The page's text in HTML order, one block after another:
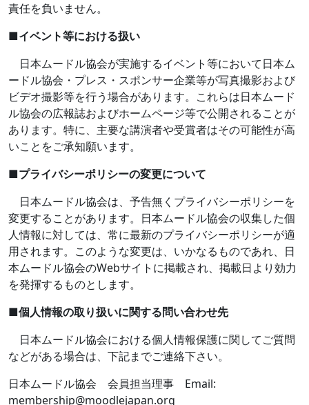
責任を負いません。
■イベント等における扱い
日本ムードル協会が実施するイベント等において日本ム
ードル協会・プレス・スポンサー企業等が写真撮影および
ビデオ撮影等を行う場合があります。これらは日本ムード
ル協会の広報誌およびホームページ等で公開されることが
あります。特に、主要な講演者や受賞者はその可能性が高
いことをご承知願います。
■プライバシーポリシーの変更について
日本ムードル協会は、予告無くプライバシーポリシーを
変更することがあります。日本ムードル協会の収集した個
人情報に対しては、常に最新のプライバシーポリシーが適
用されます。このような変更は、いかなるものであれ、日
本ムードル協会のWebサイトに掲載され、掲載日より効力
を発揮するものとします。
■個人情報の取り扱いに関する問い合わせ先
日本ムードル協会における個人情報保護に関してご質問
などがある場合は、下記までご連絡下さい。
日本ムードル協会 会員担当理事 Email:
membership@moodlejapan.org